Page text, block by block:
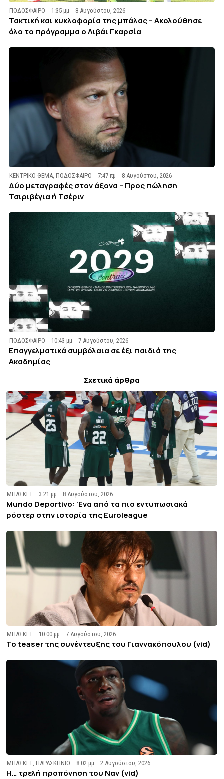
ΠΟΔΟΣΦΑΙΡΟ 1:35 μμ 8 Αυγούστου, 2026
Τακτική και κυκλοφορία της μπάλας – Ακολούθησε
όλο το πρόγραμμα ο Λιβάι Γκαρσία
ΚΕΝΤΡΙΚΟ ΘΕΜΑ ,ΠΟΔΟΣΦΑΙΡΟ 7:47 πμ 8 Αυγούστου, 2026
Δύο μεταγραφές στον άξονα – Προς πώληση
Τσιριβέγια ή Τσέριν
ΠΟΔΟΣΦΑΙΡΟ 10:43 μμ 7 Αυγούστου, 2026
Επαγγελματικά συμβόλαια σε έξι παιδιά της
Ακαδημίας
Σχετικά άρθρα
ΜΠΑΣΚΕΤ 3:21 μμ 8 Αυγούστου, 2026
Mundo Deportivo: Ένα από τα πιο εντυπωσιακά
ρόστερ στην ιστορία της Euroleague
ΜΠΑΣΚΕΤ 10:00 μμ 7 Αυγούστου, 2026
To teaser της συνέντευξης του Γιαννακόπουλου (vid)
ΜΠΑΣΚΕΤ ,ΠΑΡΑΣΚΗΝΙΟ 8:02 μμ 2 Αυγούστου, 2026
Η… τρελή προπόνηση του Ναν (vid)